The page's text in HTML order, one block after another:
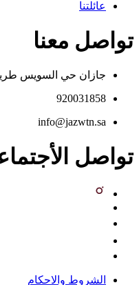
عائلتنا
تواصل معنا
جازان حي السويس
920031858
info@jazwtn.sa
تواصل
الشروط والاحكام